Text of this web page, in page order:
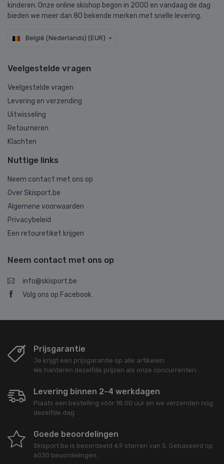
kinderen. Onze online skishop begon in 2000 en vandaag de dag
bieden we meer dan 80 bekende merken met snelle levering.
België (Nederlands) (EUR)
Veelgestelde vragen
Veelgestelde vragen
Levering en verzending
Uitwisseling
Retourneren
Klachten
Nuttige links
Neem contact met ons op
Over Skisport.be
Algemene voorwaarden
Privacybeleid
Een retouretiket krijgen
Neem contact met ons op
info@skisport.be
Volg ons op Facebook
Prijsgarantie
Je krijgt een prijsgarantie op alle artikelen.
We hanteren dezelfde prijzen als onze concurrenten.
Levering binnen 2-4 werkdagen
Plaats een bestelling vóór 18.00 uur en we verzenden nog
dezelfde dag.
Goede beoordelingen
Skisport.be is beoordeeld 4,9 sterren van 5. Gebaseerd op
6030 beoordelingen.